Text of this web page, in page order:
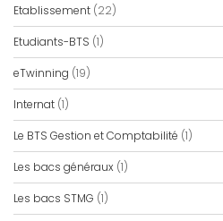
Etablissement (22)
Etudiants-BTS (1)
eTwinning (19)
Internat (1)
Le BTS Gestion et Comptabilité (1)
Les bacs généraux (1)
Les bacs STMG (1)